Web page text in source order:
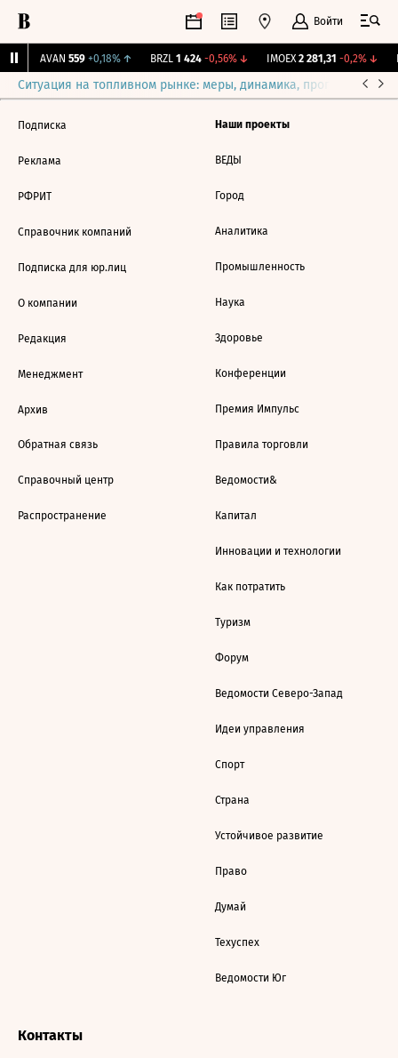
Войти
AVAN 559 +0,18%↑ BRZL 1 424 -0,56%↓ IMOEX 2 281,31 -0,2%↓
Ситуация на топливном рынке: меры, динамика, прогнозы
Подписка
Реклама
РФРИТ
Справочник компаний
Подписка для юр.лиц
О компании
Редакция
Менеджмент
Архив
Обратная связь
Справочный центр
Распространение
Наши проекты
ВЕДЫ
Город
Аналитика
Промышленность
Наука
Здоровье
Конференции
Премия Импульс
Правила торговли
Ведомости&
Капитал
Инновации и технологии
Как потратить
Туризм
Форум
Ведомости Северо-Запад
Идеи управления
Спорт
Страна
Устойчивое развитие
Право
Думай
Техуспех
Ведомости Юг
Контакты